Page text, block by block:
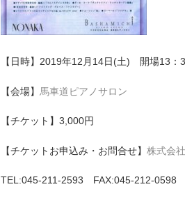
【日時】2019年12月14日(土) 開場13：
【会場】 馬車道ピアノサロン
【チケット】3,000円
【チケットお申込み・お問合せ】株式会
TEL:045-211-2593 FAX:045-212-0598